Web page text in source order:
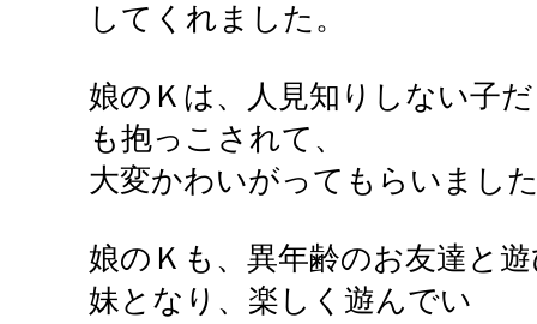
してくれました。
娘のＫは、人見知りしない子
も抱っこされて、
大変かわいがってもらいまし
娘のＫも、異年齢のお友達と
妹となり、楽しく遊んでい